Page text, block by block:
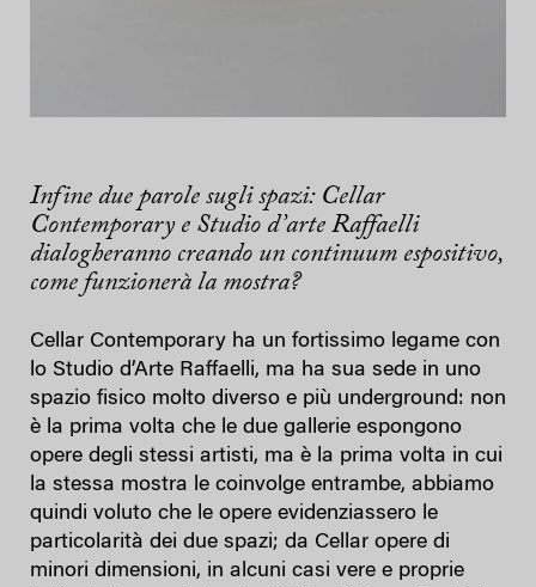
Infine due parole sugli spazi: Cellar
Contemporary e Studio d’arte Raffaelli
dialogheranno creando un continuum espositivo,
come funzionerà la mostra?
Cellar Contemporary ha un fortissimo legame con
lo Studio d’Arte Raffaelli, ma ha sua sede in uno
spazio fisico molto diverso e più underground: non
è la prima volta che le due gallerie espongono
opere degli stessi artisti, ma è la prima volta in cui
la stessa mostra le coinvolge entrambe, abbiamo
quindi voluto che le opere evidenziassero le
particolarità dei due spazi; da Cellar opere di
minori dimensioni, in alcuni casi vere e proprie